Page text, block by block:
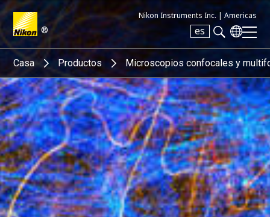
®
Nikon Instruments Inc. | Americas
es
Search keyword(s)
Casa Productos Microscopios confocales y